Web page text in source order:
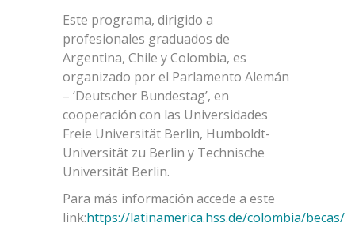
Este programa, dirigido a
profesionales graduados de
Argentina, Chile y Colombia, es
organizado por el Parlamento Alemán
– ‘Deutscher Bundestag’, en
cooperación con las Universidades
Freie Universität Berlin, Humboldt-
Universität zu Berlin y Technische
Universität Berlin.
Para más información accede a este
link:https://latinamerica.hss.de/colombia/becas/